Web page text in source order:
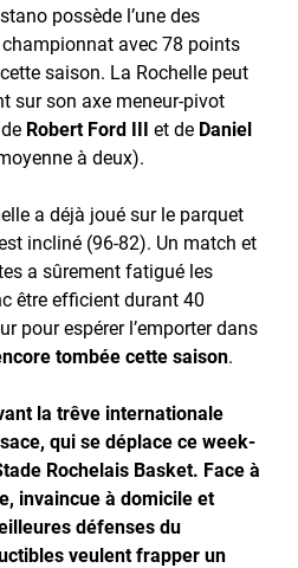
possède l’une des
avec 78 points
saison. La Rochelle peut
sur son axe meneur-pivot
Robert Ford III et de Daniel
à deux).
a déjà joué sur le parquet
incliné (96-82). Un match et
a sûrement fatigué les
être efficient durant 40
pour espérer l’emporter dans
tombée cette saison.
la trêve internationale
qui se déplace ce week-
Rochelais Basket. Face à
invaincue à domicile et
défenses du
veulent frapper un